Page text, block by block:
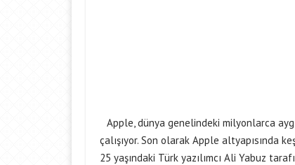
Apple, dünya genelindeki milyonlarca
çalışıyor. Son olarak Apple altyapısında
25 yaşındaki Türk yazılımcı Ali Yabuz